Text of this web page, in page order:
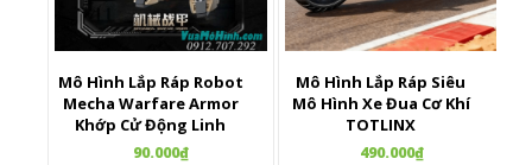
Mô Hình Lắp Ráp Robot
Mecha Warfare Armor
Khớp Cử Động Linh
Hoạt
90.000₫
Mô Hình Lắp Ráp Siêu
Mô Hình Xe Đua Cơ Khí
TOTLINX
490.000₫